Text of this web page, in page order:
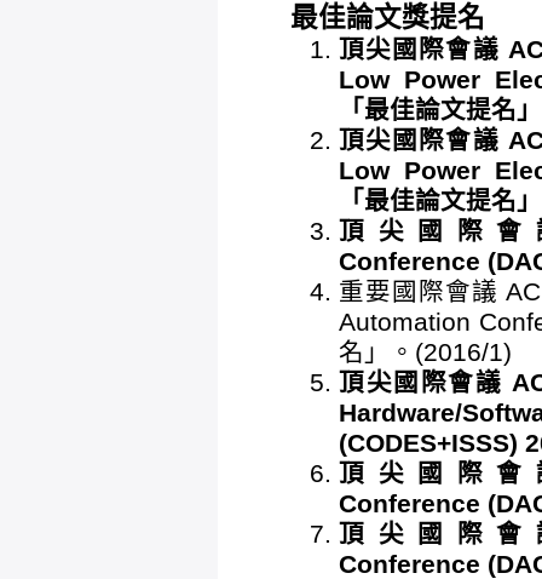
最佳論文獎提名
頂尖國際會議
Low Power
「最佳論文提名
頂尖國際會議
Low Power
「最佳論文提名
頂尖國際會
Conference
重要國際會議
Automation
名」。(2016/1)
頂尖國際會議
Hardware/
(CODES+ISSS)
頂尖國際會
Conference
頂尖國際會
Conference